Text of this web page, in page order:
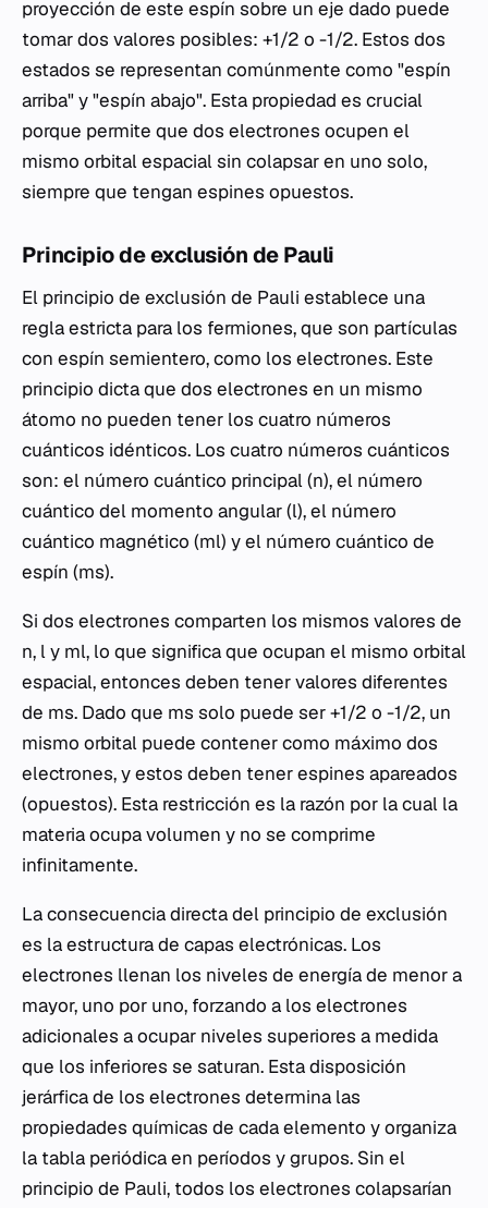
proyección de este espín sobre un eje dado puede
tomar dos valores posibles: +1/2 o -1/2. Estos dos
estados se representan comúnmente como "espín
arriba" y "espín abajo". Esta propiedad es crucial
porque permite que dos electrones ocupen el
mismo orbital espacial sin colapsar en uno solo,
siempre que tengan espines opuestos.
Principio de exclusión de Pauli
El principio de exclusión de Pauli establece una
regla estricta para los fermiones, que son partículas
con espín semientero, como los electrones. Este
principio dicta que dos electrones en un mismo
átomo no pueden tener los cuatro números
cuánticos idénticos. Los cuatro números cuánticos
son: el número cuántico principal (n), el número
cuántico del momento angular (l), el número
cuántico magnético (ml​) y el número cuántico de
espín (ms​).
Si dos electrones comparten los mismos valores de
n, l y ml​, lo que significa que ocupan el mismo orbital
espacial, entonces deben tener valores diferentes
de ms​. Dado que ms​ solo puede ser +1/2 o -1/2, un
mismo orbital puede contener como máximo dos
electrones, y estos deben tener espines apareados
(opuestos). Esta restricción es la razón por la cual la
materia ocupa volumen y no se comprime
infinitamente.
La consecuencia directa del principio de exclusión
es la estructura de capas electrónicas. Los
electrones llenan los niveles de energía de menor a
mayor, uno por uno, forzando a los electrones
adicionales a ocupar niveles superiores a medida
que los inferiores se saturan. Esta disposición
jerárfica de los electrones determina las
propiedades químicas de cada elemento y organiza
la tabla periódica en períodos y grupos. Sin el
principio de Pauli, todos los electrones colapsarían